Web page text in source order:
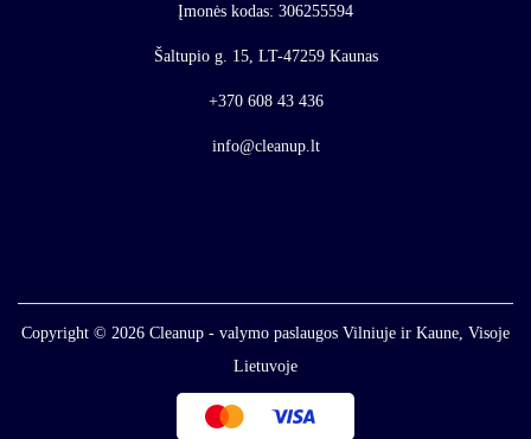
Įmonės kodas: 306255594
Šaltupio g. 15, LT-47259 Kaunas
+370 608 43 436
info@cleanup.lt
Copyright © 2026 Cleanup - valymo paslaugos Vilniuje ir Kaune, Visoje
Lietuvoje